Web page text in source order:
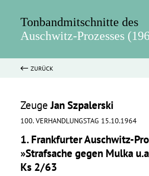
Tonbandmitschnitte des
Auschwitz-Prozesses
ZURÜCK
ZeugeJan Szpalerski
100. VERHANDLUNGSTAG 15.10.1964
1. Frankfurter Auschwitz-
»Strafsache gegen Mulka
Ks 2/63